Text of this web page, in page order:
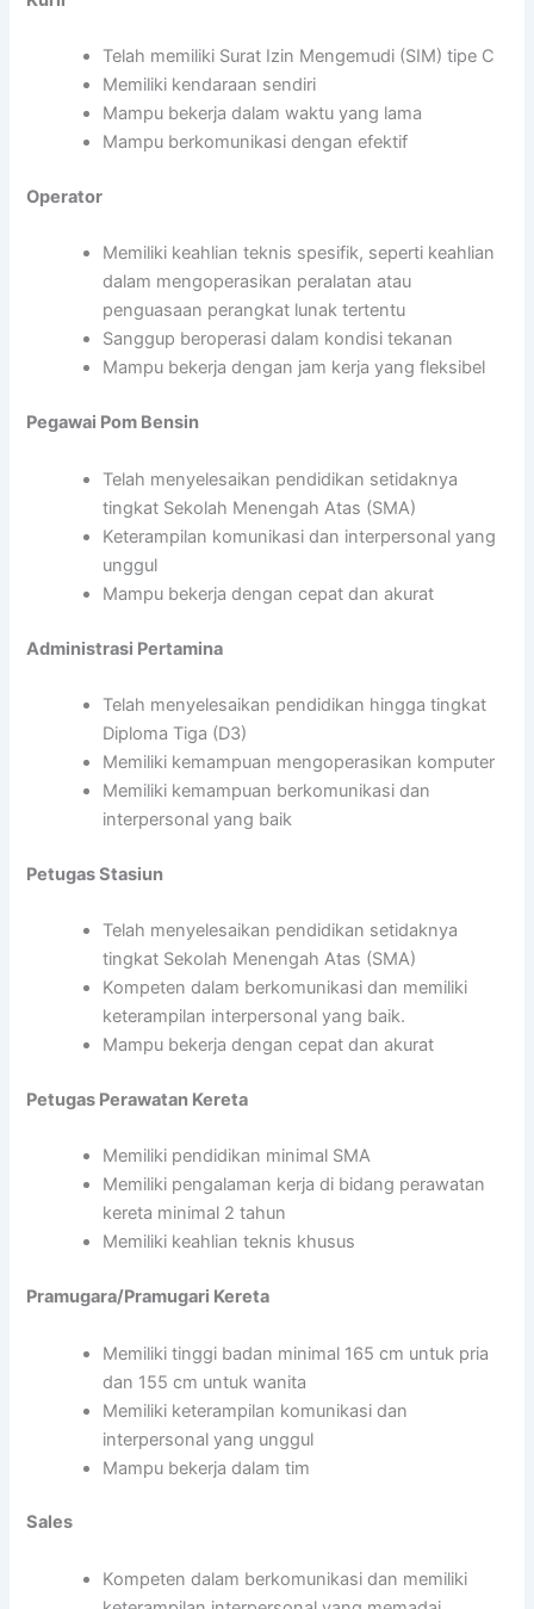
Telah memiliki Surat Izin Mengemudi (SIM) tipe C
Memiliki kendaraan sendiri
Mampu bekerja dalam waktu yang lama
Mampu berkomunikasi dengan efektif
Operator
Memiliki keahlian teknis spesifik, seperti keahlian
dalam mengoperasikan peralatan atau
penguasaan perangkat lunak tertentu
Sanggup beroperasi dalam kondisi tekanan
Mampu bekerja dengan jam kerja yang fleksibel
Pegawai Pom Bensin
Telah menyelesaikan pendidikan setidaknya
tingkat Sekolah Menengah Atas (SMA)
Keterampilan komunikasi dan interpersonal yang
unggul
Mampu bekerja dengan cepat dan akurat
Administrasi Pertamina
Telah menyelesaikan pendidikan hingga tingkat
Diploma Tiga (D3)
Memiliki kemampuan mengoperasikan komputer
Memiliki kemampuan berkomunikasi dan
interpersonal yang baik
Petugas Stasiun
Telah menyelesaikan pendidikan setidaknya
tingkat Sekolah Menengah Atas (SMA)
Kompeten dalam berkomunikasi dan memiliki
keterampilan interpersonal yang baik.
Mampu bekerja dengan cepat dan akurat
Petugas Perawatan Kereta
Memiliki pendidikan minimal SMA
Memiliki pengalaman kerja di bidang perawatan
kereta minimal 2 tahun
Memiliki keahlian teknis khusus
Pramugara/Pramugari Kereta
Memiliki tinggi badan minimal 165 cm untuk pria
dan 155 cm untuk wanita
Memiliki keterampilan komunikasi dan
interpersonal yang unggul
Mampu bekerja dalam tim
Sales
Kompeten dalam berkomunikasi dan memiliki